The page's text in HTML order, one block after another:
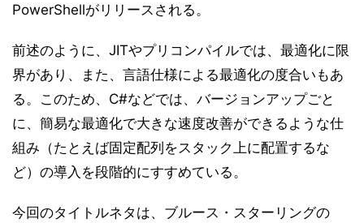
PowerShellがリリースされる。
前述のように、JITやプリコンパイルでは、最適化に限
界があり、また、言語仕様による最適化の度合いもあ
る。このため、C#などでは、バージョンアップごと
に、簡易な最適化で大きな速度改善ができるような仕
組み（たとえば固定配列をスタック上に配置するな
ど）の導入を段階的にすすめている。
今回のタイトルネタは、ブルース・スターリングの